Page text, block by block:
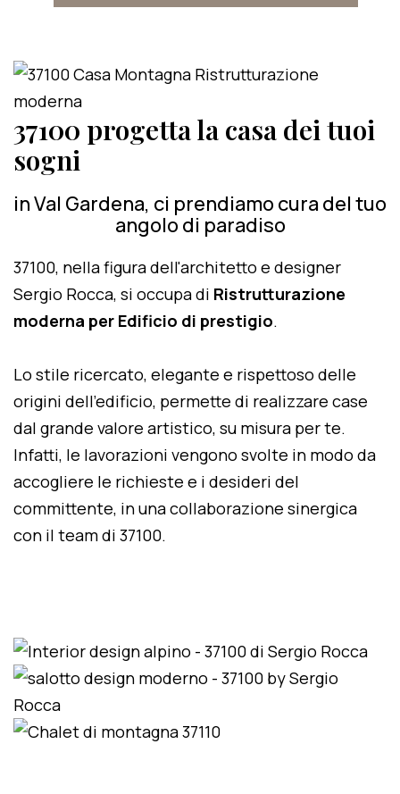
37100 progetta la casa dei tuoi
sogni
in Val Gardena, ci prendiamo cura del tuo
angolo di paradiso
37100, nella figura dell'architetto e designer
Sergio Rocca, si occupa di Ristrutturazione
moderna per Edificio di prestigio.
Lo stile ricercato, elegante e rispettoso delle
origini dell'edificio, permette di realizzare case
dal grande valore artistico, su misura per te.
Infatti, le lavorazioni vengono svolte in modo da
accogliere le richieste e i desideri del
committente, in una collaborazione sinergica
con il team di 37100.